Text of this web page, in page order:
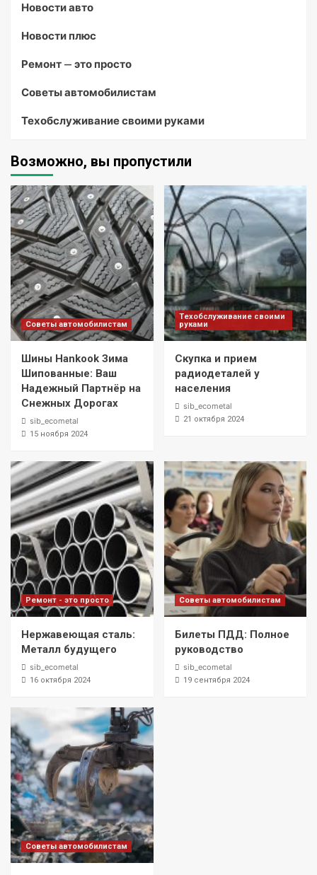
Новости авто
Новости плюс
Ремонт — это просто
Советы автомобилистам
Техобслуживание своими руками
Возможно, вы пропустили
Советы автомобилистам
Шины Hankook Зима
Шипованные: Ваш
Надежный Партнёр на
Снежных Дорогах
sib_ecometal
15 ноября 2024
Техобслуживание своими
руками
Скупка и прием
радиодеталей у
населения
sib_ecometal
21 октября 2024
Ремонт - это просто
Нержавеющая сталь:
Металл будущего
sib_ecometal
16 октября 2024
Советы автомобилистам
Билеты ПДД: Полное
руководство
sib_ecometal
19 сентября 2024
Советы автомобилистам